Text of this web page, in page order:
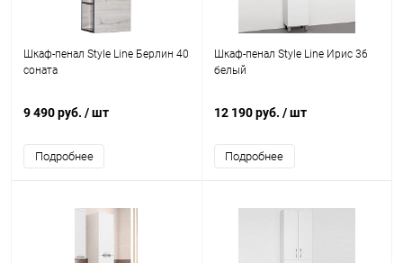
Шкаф-пенал Style Line Берлин 40
соната
9 490 руб. / шт
Подробнее
Шкаф-пенал Style Line Ирис 36
белый
12 190 руб. / шт
Подробнее